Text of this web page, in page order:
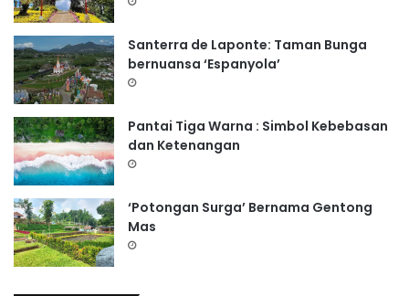
Santerra de Laponte: Taman Bunga
bernuansa ‘Espanyola’
Pantai Tiga Warna : Simbol Kebebasan
dan Ketenangan
‘Potongan Surga’ Bernama Gentong
Mas